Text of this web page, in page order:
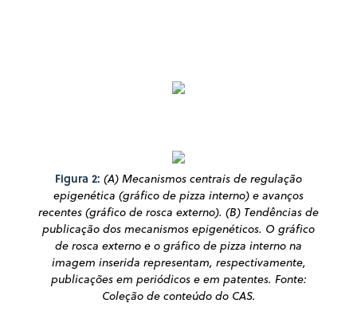
Figura 2: (A) Mecanismos centrais de regulação
epigenética (gráfico de pizza interno) e avanços
recentes (gráfico de rosca externo). (B) Tendências de
publicação dos mecanismos epigenéticos. O gráfico
de rosca externo e o gráfico de pizza interno na
imagem inserida representam, respectivamente,
publicações em periódicos e em patentes. Fonte:
Coleção de conteúdo do CAS.